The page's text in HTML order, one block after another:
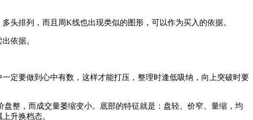
排列，而且周K线也出现类似的图形，可以作为买入的依据。
依据。
要做到心中有数，这样才能打压，整理时逢低吸纳，向上突破时要
整，而成交量萎缩变小。底部的特征就是：盘轻、价窄、量缩，均
升换档态。